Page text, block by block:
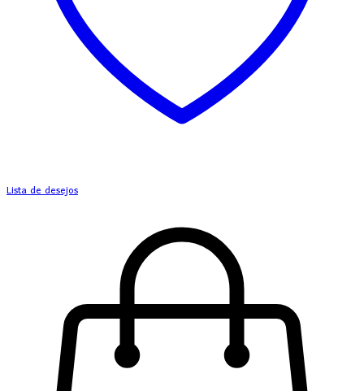
Lista de desejos